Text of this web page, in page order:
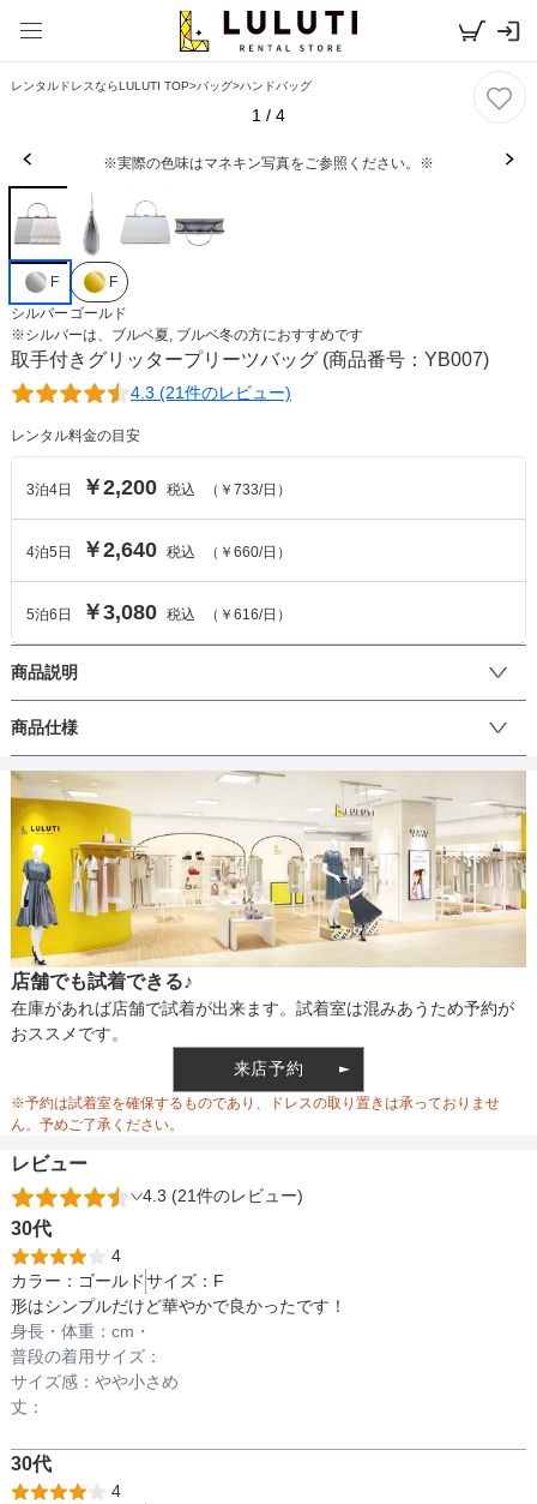
レンタルドレスならLULUTI TOP>バッグ>ハンドバッグ
1 / 4
※実際の色味はマネキン写真をご参照ください。※
F
シルバー
F
ゴールド
※シルバーは、 ブルベ夏, ブルベ冬の方におすすめです
取手付きグリッタープリーツバッグ(商品番号：YB007)
4.3 (21件のレビュー)
レンタル料金の目安
3泊4日 ￥2,200 税込 （ ￥733/日）
4泊5 日 ￥2,640 税込 （ ￥660/日）
5泊6 日 ￥3,080 税込 （ ￥616/日）
商品説明
キラキラ光るグリッターが目を引く取って付きバッグ。サテンプリ
ーツとラメの切り替えが上品さと華やかさを演出します。※こちら
の商品にはチェーンの取付はございません。
商品仕様
丈
生地の厚さ
裏地
ウエスト調整
備考
素材
仕様
インナー
店舗でも試着できる♪
在庫があれば店舗で試着が出来ます。試着室は混みあうため予約が
おススメです。
来店予約
※予約は試着室を確保するものであり、ドレスの取り置きは承っておりませ
ん。予めご了承ください。
レビュー
4.3 (21件のレビュー)
30代
4
カラー： ゴールドサイズ： F
形はシンプルだけど華やかで良かったです！
身長・体重： cm・
普段の着用サイズ：
サイズ感： やや小さめ
丈：
30代
4